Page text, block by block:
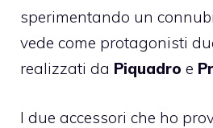
sperimentando un
vede come protagonisti
realizzati da Piquadro e
I due accessori che ho